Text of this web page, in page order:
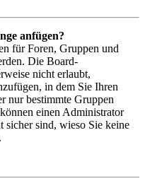
anfügen?
für Foren, Gruppen und
Die Board-
nicht erlaubt,
in dem Sie Ihren
nur bestimmte Gruppen
einen Administrator
sicher sind, wieso Sie keine